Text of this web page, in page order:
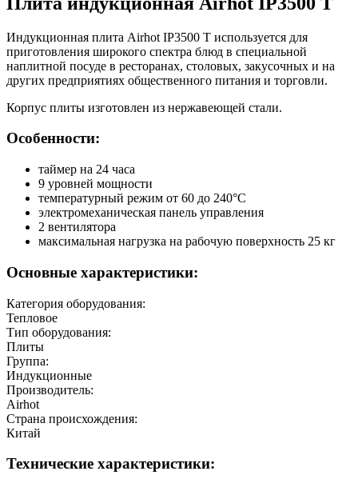
Индукционная плита Airhot IP3500 T используется для
приготовления широкого спектра блюд в специальной
наплитной посуде в ресторанах, столовых, закусочных и на
других предприятиях общественного питания и торговли.
Корпус плиты изготовлен из нержавеющей стали.
Особенности:
таймер на 24 часа
9 уровней мощности
температурный режим от 60 до 240°С
электромеханическая панель управления
2 вентилятора
максимальная нагрузка на рабочую поверхность 25 кг
Основные характеристики:
Категория оборудования:
Тепловое
Тип оборудования:
Плиты
Группа:
Индукционные
Производитель:
Airhot
Страна происхождения:
Китай
Технические характеристики: